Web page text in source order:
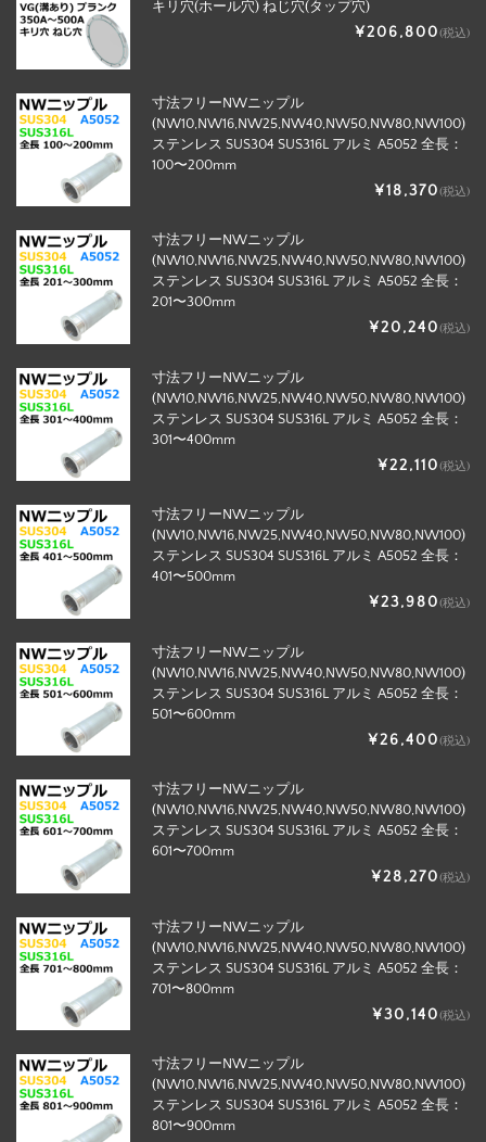
キリ穴(ホール穴) ねじ穴(タップ穴)
¥206,800(税込)
寸法フリーNWニップル
(NW10,NW16,NW25,NW40,NW50,NW80,NW100)
ステンレス SUS304 SUS316L アルミ A5052 全長：
100〜200mm
¥18,370(税込)
寸法フリーNWニップル
(NW10,NW16,NW25,NW40,NW50,NW80,NW100)
ステンレス SUS304 SUS316L アルミ A5052 全長：
201〜300mm
¥20,240(税込)
寸法フリーNWニップル
(NW10,NW16,NW25,NW40,NW50,NW80,NW100)
ステンレス SUS304 SUS316L アルミ A5052 全長：
301〜400mm
¥22,110(税込)
寸法フリーNWニップル
(NW10,NW16,NW25,NW40,NW50,NW80,NW100)
ステンレス SUS304 SUS316L アルミ A5052 全長：
401〜500mm
¥23,980(税込)
寸法フリーNWニップル
(NW10,NW16,NW25,NW40,NW50,NW80,NW100)
ステンレス SUS304 SUS316L アルミ A5052 全長：
501〜600mm
¥26,400(税込)
寸法フリーNWニップル
(NW10,NW16,NW25,NW40,NW50,NW80,NW100)
ステンレス SUS304 SUS316L アルミ A5052 全長：
601〜700mm
¥28,270(税込)
寸法フリーNWニップル
(NW10,NW16,NW25,NW40,NW50,NW80,NW100)
ステンレス SUS304 SUS316L アルミ A5052 全長：
701〜800mm
¥30,140(税込)
寸法フリーNWニップル
(NW10,NW16,NW25,NW40,NW50,NW80,NW100)
ステンレス SUS304 SUS316L アルミ A5052 全長：
801〜900mm